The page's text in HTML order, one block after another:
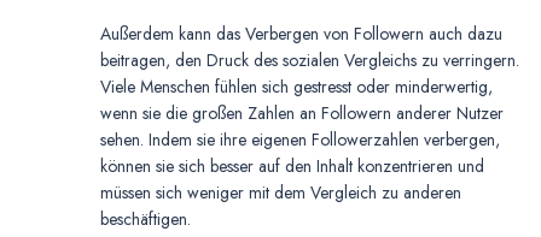
Außerdem kann das Verbergen von Followern auch dazu
beitragen, den Druck des sozialen Vergleichs zu verringern.
Viele Menschen fühlen sich gestresst oder minderwertig,
wenn sie die großen Zahlen an Followern anderer Nutzer
sehen. Indem sie ihre eigenen Followerzahlen verbergen,
können sie sich besser auf den Inhalt konzentrieren und
müssen sich weniger mit dem Vergleich zu anderen
beschäftigen.